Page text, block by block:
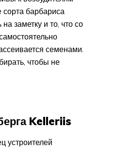
барбариса
заметку и то, что со
семенами.
чтобы не
Kelleriis
устроителей